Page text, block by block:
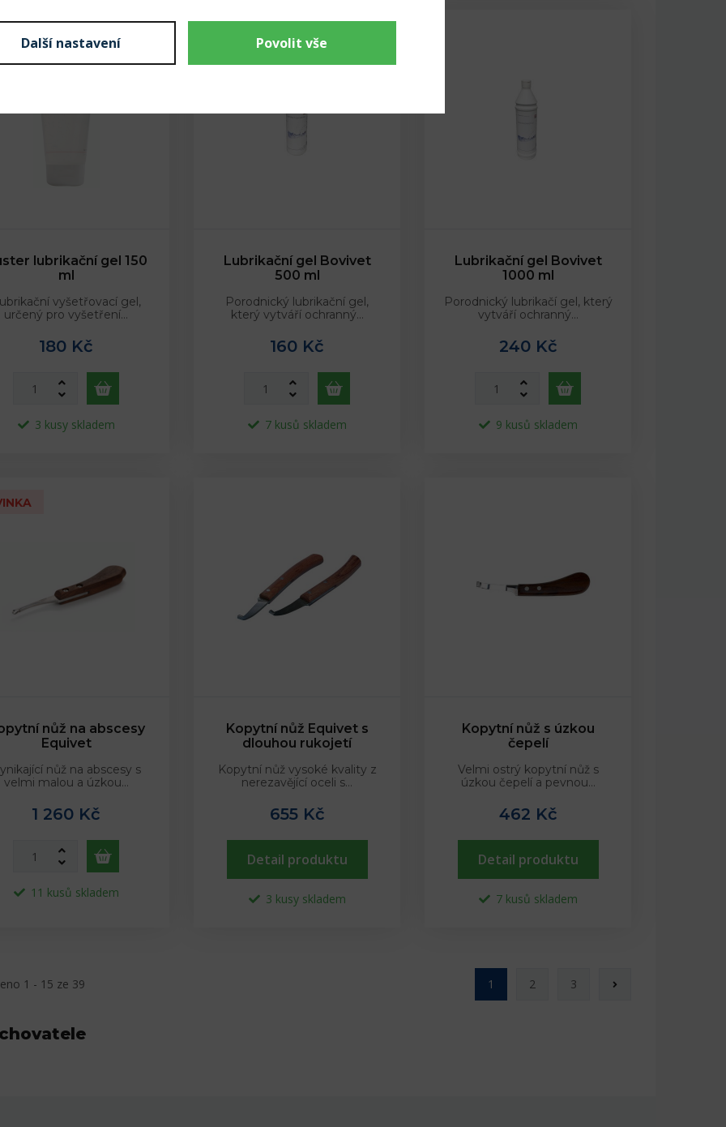
lubrikační gel 150
ml
vyšetřovací gel,
určený pro vyšetření…
180 Kč
3 kusy skladem
Lubrikační gel Bovivet
500 ml
Porodnický lubrikační gel,
který vytváří ochranný…
160 Kč
7 kusů skladem
Lubrikační gel Bovivet
1000 ml
Porodnický lubrikačí gel, který
vytváří ochranný…
240 Kč
9 kusů skladem
nůž na abscesy
Equivet
nůž na abscesy s
velmi malou a úzkou…
1 260 Kč
11 kusů skladem
Kopytní nůž Equivet s
dlouhou rukojetí
Kopytní nůž vysoké kvality z
nerezavějící oceli s…
655 Kč
Detail produktu
3 kusy skladem
Kopytní nůž s úzkou
čepelí
Velmi ostrý kopytní nůž s
úzkou čepelí a pevnou…
462 Kč
Detail produktu
7 kusů skladem
1 - 15 ze 39 1 2 3
Další nastavení Povolit vše